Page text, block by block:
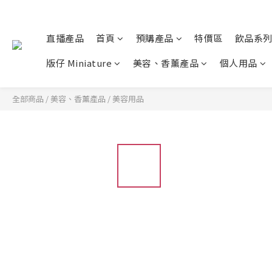
直播產品 首頁 預購產品 特價區
飲品系列
版仔 Miniature
美容、香薰產品 個人用品
全部商品 / 美容、香薰產品 / 美容用品